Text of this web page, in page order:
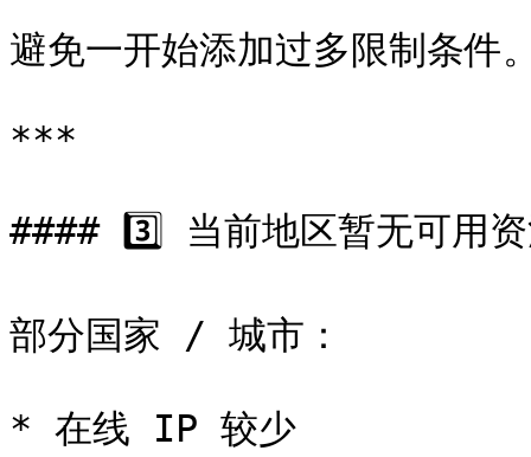
避免一开始添加过多限制条件
***
#### 3️⃣ 当前地区暂无可用
部分国家 / 城市：
* 在线 IP 较少